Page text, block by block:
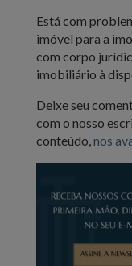
Está com
imóvel para a
com corpo
imobiliário à
Deixe seu
com o nosso
conteúdo,nos